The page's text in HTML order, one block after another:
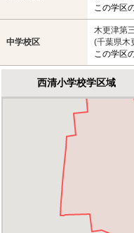
この学区
中学校区
木更津第
(千葉県木
この学区
西清小学校学区域